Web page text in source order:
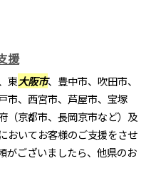
援
東大阪市、豊中市、吹田市、
市、西宮市、芦屋市、宝塚
（京都市、長岡京市など）及
おいてお客様のご支援をさせ
がございましたら、他県のお